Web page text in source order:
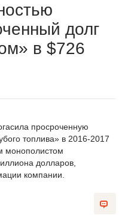
долг
в $726
просроченную
топлива» в 2016-2017
монополистом
долларов,
компании.